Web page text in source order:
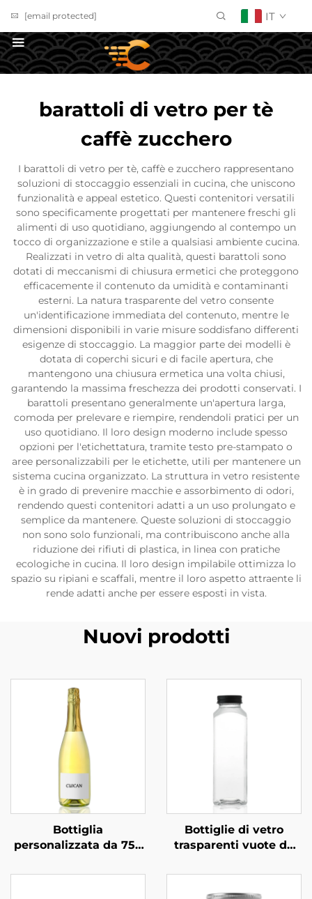
[email protected] IT
barattoli di vetro per tè
caffè zucchero
I barattoli di vetro per tè, caffè e zucchero rappresentano
soluzioni di stoccaggio essenziali in cucina, che uniscono
funzionalità e appeal estetico. Questi contenitori versatili
sono specificamente progettati per mantenere freschi gli
alimenti di uso quotidiano, aggiungendo al contempo un
tocco di organizzazione e stile a qualsiasi ambiente cucina.
Realizzati in vetro di alta qualità, questi barattoli sono
dotati di meccanismi di chiusura ermetici che proteggono
efficacemente il contenuto da umidità e contaminanti
esterni. La natura trasparente del vetro consente
un'identificazione immediata del contenuto, mentre le
dimensioni disponibili in varie misure soddisfano differenti
esigenze di stoccaggio. La maggior parte dei modelli è
dotata di coperchi sicuri e di facile apertura, che
mantengono una chiusura ermetica una volta chiusi,
garantendo la massima freschezza dei prodotti conservati. I
barattoli presentano generalmente un'apertura larga,
comoda per prelevare e riempire, rendendoli pratici per un
uso quotidiano. Il loro design moderno include spesso
opzioni per l'etichettatura, tramite testo pre-stampato o
aree personalizzabili per le etichette, utili per mantenere un
sistema cucina organizzato. La struttura in vetro resistente
è in grado di prevenire macchie e assorbimento di odori,
rendendo questi contenitori adatti a un uso prolungato e
semplice da mantenere. Queste soluzioni di stoccaggio
non sono solo funzionali, ma contribuiscono anche alla
riduzione dei rifiuti di plastica, in linea con pratiche
ecologiche in cucina. Il loro design impilabile ottimizza lo
spazio su ripiani e scaffali, mentre il loro aspetto attraente li
rende adatti anche per essere esposti in vista.
Nuovi prodotti
Bottiglia
personalizzata da 750
confezionamento
Bottiglie di vetro
trasparenti vuote da
ml, quadrate, per
bevande, succhi e